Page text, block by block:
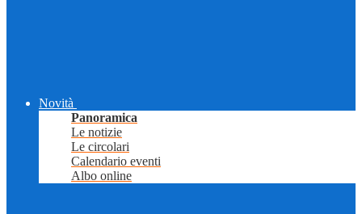
Novità
Panoramica
Le notizie
Le circolari
Calendario eventi
Albo online